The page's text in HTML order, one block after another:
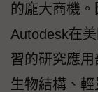
的龐大商機
Autodesk在
習的研究應
生物結構、